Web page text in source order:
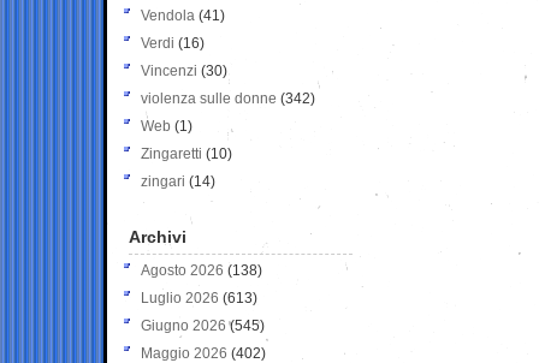
Vendola (41)
Verdi (16)
Vincenzi (30)
violenza sulle donne (342)
Web (1)
Zingaretti (10)
zingari (14)
Archivi
Agosto 2026 (138)
Luglio 2026 (613)
Giugno 2026 (545)
Maggio 2026 (402)